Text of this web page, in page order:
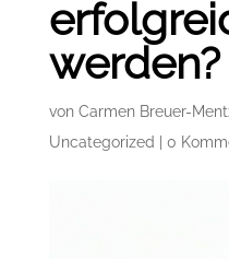
werden?
von Carmen Breuer-
Uncategorized
0